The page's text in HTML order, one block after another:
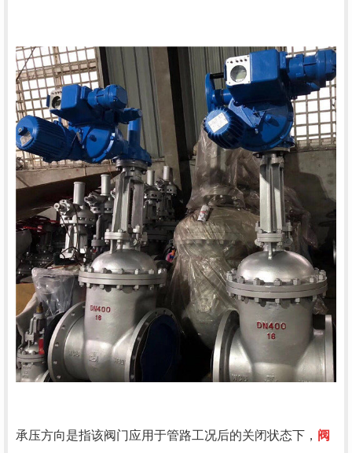
承压方向是指该阀门应用于管路工况后的关闭状态下， 阀